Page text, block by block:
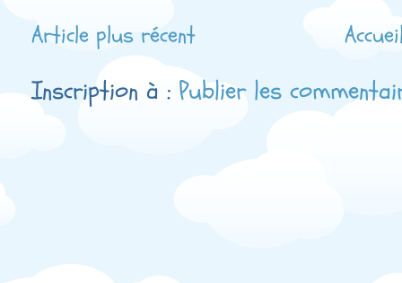
Article plus récent
Inscription à : Publier les